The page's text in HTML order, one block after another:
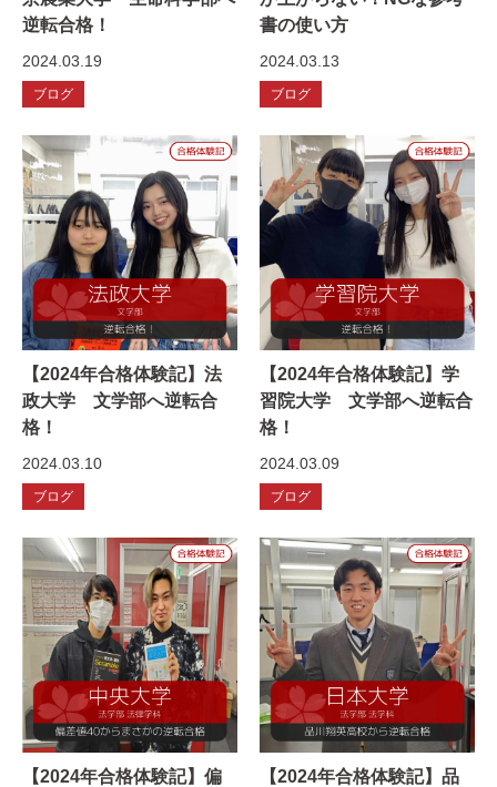
逆転合格！
2024.03.19
ブログ
書の使い方
2024.03.13
ブログ
【2024年合格体験記】法
政大学 文学部へ逆転合
格！
2024.03.10
ブログ
【2024年合格体験記】学
習院大学 文学部へ逆転合
格！
2024.03.09
ブログ
【2024年合格体験記】偏
【2024年合格体験記】品